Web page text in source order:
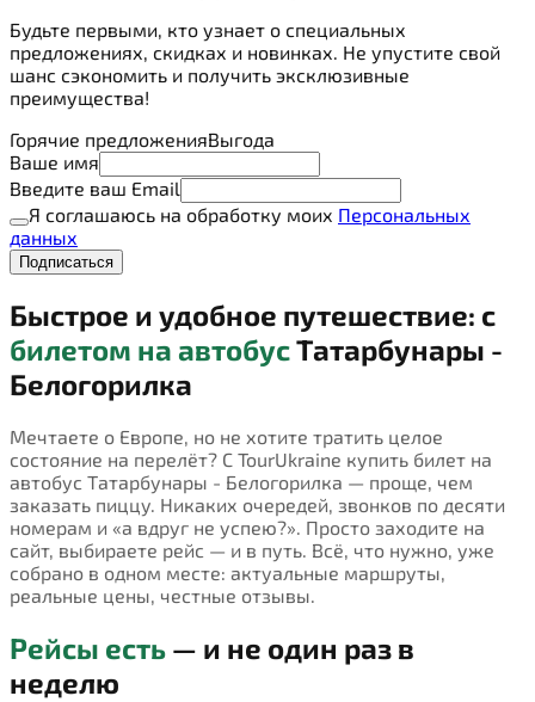
Будьте первыми, кто узнает о специальных
предложениях, скидках и новинках. Не упустите свой
шанс сэкономить и получить эксклюзивные
преимущества!
Горячие предложенияВыгода
Ваше имя
Введите ваш Email
Я соглашаюсь на обработку моих Персональных
данных
Подписаться
Быстрое и удобное путешествие: с
билетом на автобусТатарбунары -
Белогорилка
Мечтаете о Европе, но не хотите тратить целое
состояние на перелёт? С TourUkraine купить билет на
автобус Татарбунары - Белогорилка — проще, чем
заказать пиццу. Никаких очередей, звонков по десяти
номерам и «а вдруг не успею?». Просто заходите на
сайт, выбираете рейс — и в путь. Всё, что нужно, уже
собрано в одном месте: актуальные маршруты,
реальные цены, честные отзывы.
Рейсы есть — и не один раз в
неделю